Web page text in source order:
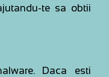
te sa obtii
Daca esti